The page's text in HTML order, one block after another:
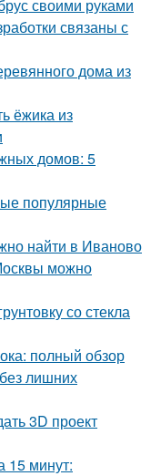
своими руками
связаны с
дома из
ёжика из
домов: 5
популярные
найти в Иваново
можно
со стекла
полный обзор
лишних
3D проект
15 минут: